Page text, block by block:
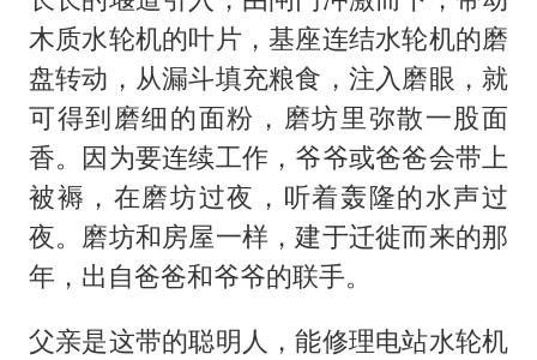
木质水轮机的叶片，基座连结水轮机的磨
盘转动，从漏斗填充粮食，注入磨眼，就
可得到磨细的面粉，磨坊里弥散一股面
香。因为要连续工作，爷爷或爸爸会带上
被褥，在磨坊过夜，听着轰隆的水声过
夜。磨坊和房屋一样，建于迁徙而来的那
年，出自爸爸和爷爷的联手。
父亲是这带的聪明人，能修理电站水轮机